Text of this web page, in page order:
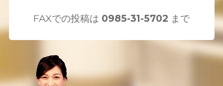
FAXでの投稿は 0985-31-5702 まで